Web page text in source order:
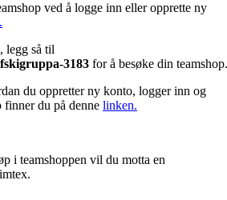
ved å logge inn eller opprette ny
legg så til
3183 for å besøke din teamshop.
du oppretter ny konto, logger inn og
finner du på denne linken.
i teamshoppen vil du motta en